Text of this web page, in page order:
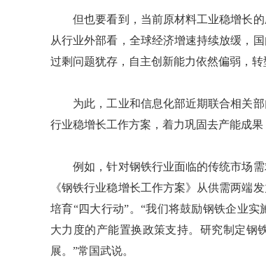
但也要看到，当前原材料工业稳增长的
从行业外部看，全球经济增速持续放缓，
过剩问题犹存，自主创新能力依然偏弱，转
为此，工业和信息化部近期联合相关部
行业稳增长工作方案，着力巩固去产能成
例如，针对钢铁行业面临的传统市场需
《钢铁行业稳增长工作方案》从供需两端
培育“四大行动”。“我们将鼓励钢铁企业
大力度的产能置换政策支持。研究制定钢
展。”常国武说。